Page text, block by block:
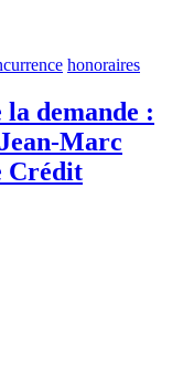
honoraires
la demande :
Marc
Crédit